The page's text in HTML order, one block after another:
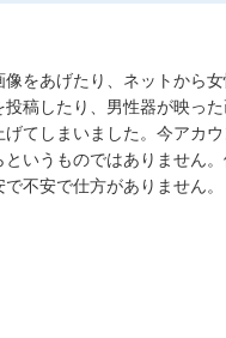
をあげたり、ネットから
稿したり、男性器が映っ
てしまいました。今アカ
いうものではありません
不安で仕方がありません。